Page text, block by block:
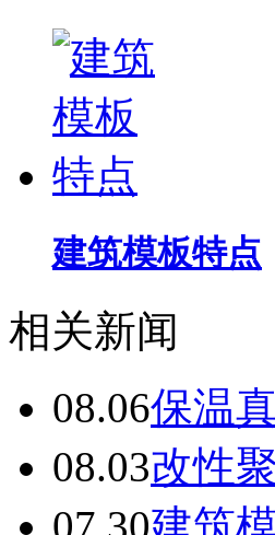
建筑模板特点
相关新闻
08.06保温
08.03改性